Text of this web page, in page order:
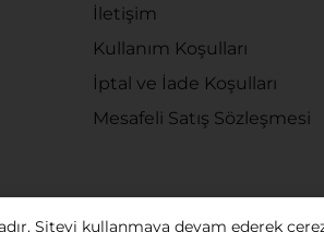
İletişim
Kullanım Koşulları
İptal ve İade Koşulları
Mesafeli Satış Sözleşmesi
Siteyi kullanmaya devam ederek